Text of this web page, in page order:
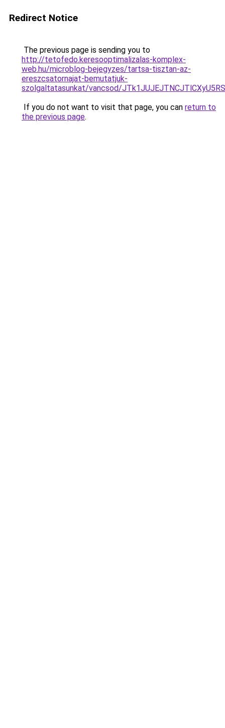
Redirect Notice
The previous page is sending you to
http://tetofedo.keresooptimalizalas-komplex-
web.hu/microblog-bejegyzes/tartsa-tisztan-az-
ereszcsatornajat-bemutatjuk-
szolgaltatasunkat/vancsod/
If you do not want to visit that page, you can return to
the previous page.